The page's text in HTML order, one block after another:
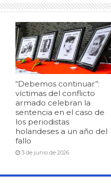
“Debemos continuar”:
víctimas del conflicto
armado celebran la
sentencia en el caso de
los periodistas
holandeses a un año del
fallo
3 de junio de 2026